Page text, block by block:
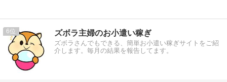
6 ズボラ主婦のお小遣い稼ぎ
ズボラさんでもできる、簡単お小遣い稼ぎサイトをご紹
介します。毎月の結果を報告してます。